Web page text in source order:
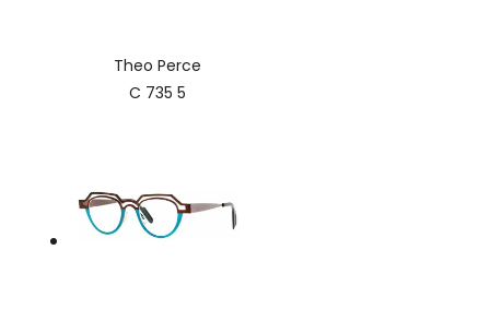
Theo Perce
C 735 5